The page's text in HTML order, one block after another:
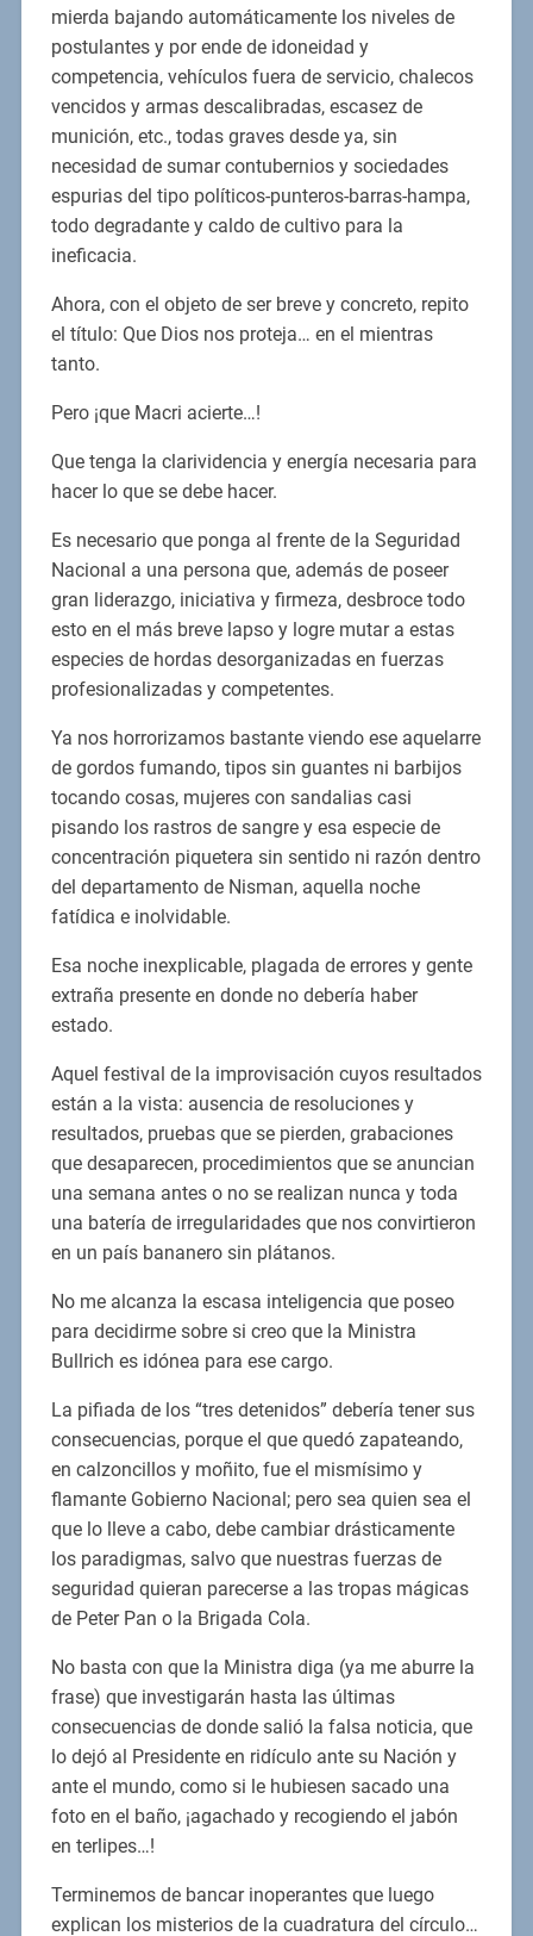
mierda bajando automáticamente los niveles de
postulantes y por ende de idoneidad y
competencia, vehículos fuera de servicio, chalecos
vencidos y armas descalibradas, escasez de
munición, etc., todas graves desde ya, sin
necesidad de sumar contubernios y sociedades
espurias del tipo políticos-punteros-barras-hampa,
todo degradante y caldo de cultivo para la
ineficacia.
Ahora, con el objeto de ser breve y concreto, repito
el título: Que Dios nos proteja… en el mientras
tanto.
Pero ¡que Macri acierte…!
Que tenga la clarividencia y energía necesaria para
hacer lo que se debe hacer.
Es necesario que ponga al frente de la Seguridad
Nacional a una persona que, además de poseer
gran liderazgo, iniciativa y firmeza, desbroce todo
esto en el más breve lapso y logre mutar a estas
especies de hordas desorganizadas en fuerzas
profesionalizadas y competentes.
Ya nos horrorizamos bastante viendo ese aquelarre
de gordos fumando, tipos sin guantes ni barbijos
tocando cosas, mujeres con sandalias casi
pisando los rastros de sangre y esa especie de
concentración piquetera sin sentido ni razón dentro
del departamento de Nisman, aquella noche
fatídica e inolvidable.
Esa noche inexplicable, plagada de errores y gente
extraña presente en donde no debería haber
estado.
Aquel festival de la improvisación cuyos resultados
están a la vista: ausencia de resoluciones y
resultados, pruebas que se pierden, grabaciones
que desaparecen, procedimientos que se anuncian
una semana antes o no se realizan nunca y toda
una batería de irregularidades que nos convirtieron
en un país bananero sin plátanos.
No me alcanza la escasa inteligencia que poseo
para decidirme sobre si creo que la Ministra
Bullrich es idónea para ese cargo.
La pifiada de los “tres detenidos” debería tener sus
consecuencias, porque el que quedó zapateando,
en calzoncillos y moñito, fue el mismísimo y
flamante Gobierno Nacional; pero sea quien sea el
que lo lleve a cabo, debe cambiar drásticamente
los paradigmas, salvo que nuestras fuerzas de
seguridad quieran parecerse a las tropas mágicas
de Peter Pan o la Brigada Cola.
No basta con que la Ministra diga (ya me aburre la
frase) que investigarán hasta las últimas
consecuencias de donde salió la falsa noticia, que
lo dejó al Presidente en ridículo ante su Nación y
ante el mundo, como si le hubiesen sacado una
foto en el baño, ¡agachado y recogiendo el jabón
en terlipes…!
Terminemos de bancar inoperantes que luego
explican los misterios de la cuadratura del círculo…